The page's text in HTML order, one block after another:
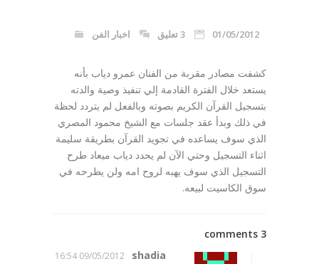
01/05/2012 3 تعليق اخبار الفن
كشفت مصادر مقربة من الفنان عمرو دياب بأنه
يستعد خلال الفترة القادمة إلي تنفيذ وصية والدته
بتسجيل القرآن الكريم بصوته وبالفعل لم يتردد لحظة
في ذلك وبدأ عقد جلسات مع الشيخ محمود المصري
الذي سوف يساعده في تجويد القرآن بطريقة سليمة
اثناء التسجيل وحتي الآن لم يحدد دياب ميعاد طرح
التسجيل الذي سوف يهبه لروح امه ولن يطرحه في
سوق الكاسيت لبيعه.
3 comments
shadia
09/05/2012 16:54